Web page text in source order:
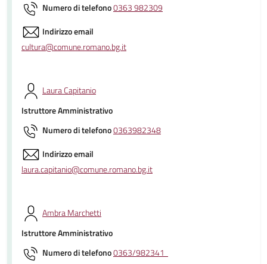
Numero di telefono0363 982309
Indirizzo email
cultura@comune.romano.bg.it
Laura Capitanio
Istruttore Amministrativo
Numero di telefono0363982348
Indirizzo email
laura.capitanio@comune.romano.bg.it
Ambra Marchetti
Istruttore Amministrativo
Numero di telefono0363/982341